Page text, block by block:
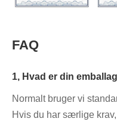
FAQ
1, Hvad er din
Normalt bruger vi
Hvis du har særlige